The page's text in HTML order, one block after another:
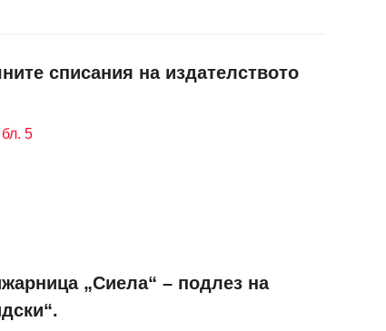
списания на издателството
5
„Сиела“ – подлез на